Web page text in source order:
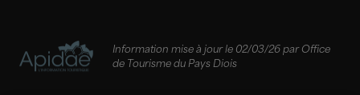
Information mise à jour le 02/03/26 par Office
de Tourisme du Pays Diois